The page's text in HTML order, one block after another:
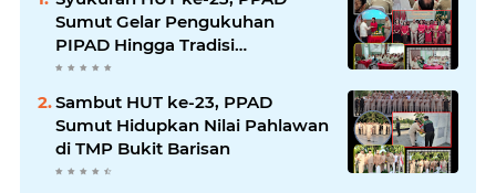
Sumut Gelar Pengukuhan
PIPAD Hingga Tradisi
Kekeluargaan
Sambut HUT ke-23, PPAD
Sumut Hidupkan Nilai Pahlawan
di TMP Bukit Barisan